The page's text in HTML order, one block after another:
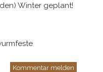
Winter geplant!
Kommentar melden